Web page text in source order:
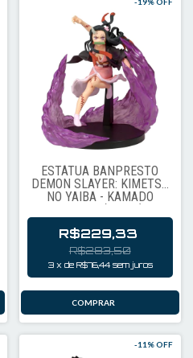
ESTÁTUA BANPRESTO
DEMON SLAYER: KIMETSU
NO YAIBA - KAMADO
NEZUKO (90938)
R$229,33
R$283,50
3 x de R$76,44 sem juros
-11 % OFF